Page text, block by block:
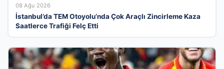
08 Ağu 2026
İstanbul’da TEM Otoyolu’nda Çok Araçlı Zincirleme Kaza
Saatlerce Trafiği Felç Etti